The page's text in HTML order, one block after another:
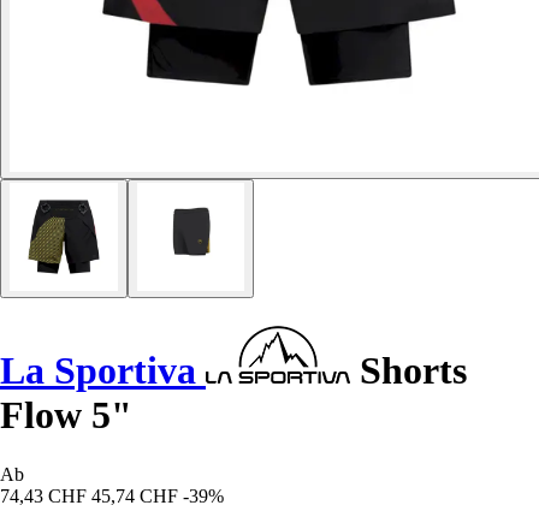
La Sportiva
Shorts
Flow 5"
Ab
74,43 CHF 45,74 CHF -39%